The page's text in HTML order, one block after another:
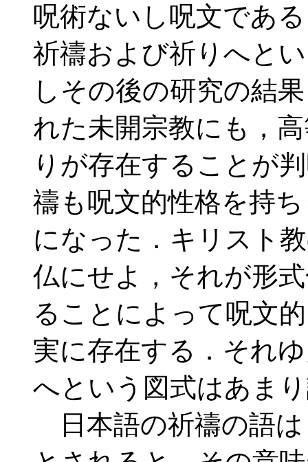
呪術ないし呪文であ
祈禱および祈りへと
しその後の研究の結
れた未開宗教にも，
りが存在することが
禱も呪文的性格を持
になった．キリスト
仏にせよ，それが形
ることによって呪文
実に存在する．それ
へという図式はあま
日本語の祈禱の語